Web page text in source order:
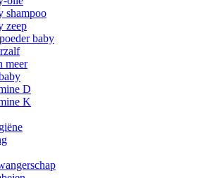
shampoo
zeep
baby
meer
D
K